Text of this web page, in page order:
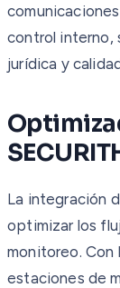
control interno,
jurídica y
La integración
optimizar los
monitoreo. Con
estaciones de